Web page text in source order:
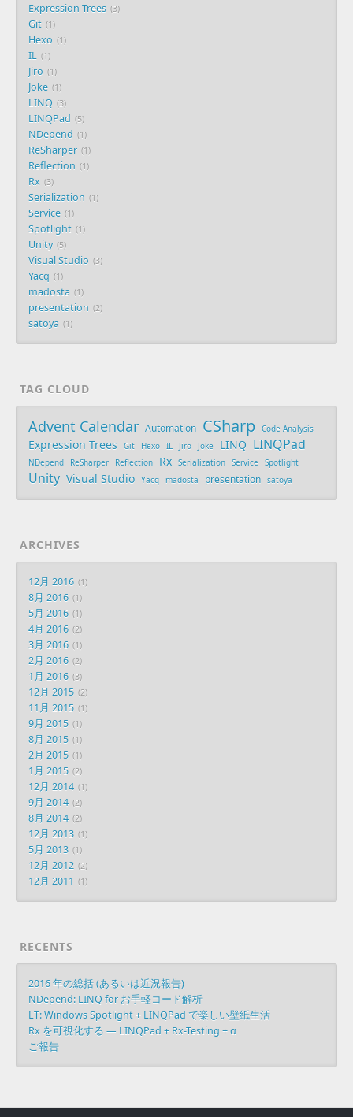
Expression Trees 3
Git 1
Hexo 1
IL 1
Jiro 1
Joke 1
LINQ 3
LINQPad 5
NDepend 1
ReSharper 1
Reflection 1
Rx 3
Serialization 1
Service 1
Spotlight 1
Unity 5
Visual Studio 3
Yacq 1
madosta 1
presentation 2
satoya 1
TAG CLOUD
Advent Calendar Automation CSharp Code Analysis
Expression Trees Git Hexo IL Jiro Joke LINQ LINQPad
NDepend ReSharper Reflection Rx Serialization Service Spotlight
Unity Visual Studio Yacq madosta presentation satoya
ARCHIVES
12月 2016 1
8月 2016 1
5月 2016 1
4月 2016 2
3月 2016 1
2月 2016 2
1月 2016 3
12月 2015 2
11月 2015 1
9月 2015 1
8月 2015 1
2月 2015 1
1月 2015 2
12月 2014 1
9月 2014 2
8月 2014 2
12月 2013 1
5月 2013 1
12月 2012 2
12月 2011 1
RECENTS
2016 年の総括 (あるいは近況報告)
NDepend: LINQ for お手軽コード解析
LT: Windows Spotlight + LINQPad で楽しい壁紙生活
Rx を可視化する ― LINQPad + Rx-Testing + α
ご報告